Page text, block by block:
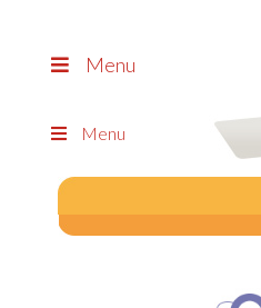
Menu
Menu